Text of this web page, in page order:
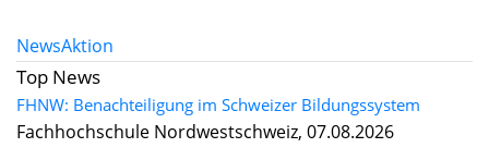
NewsAktion
Top News
FHNW: Benachteiligung im Schweizer Bildungssystem
Fachhochschule Nordwestschweiz, 07.08.2026